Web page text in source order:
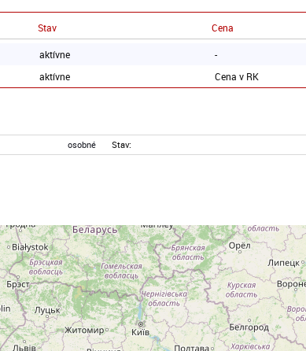
Stav Cena
aktívne
-
aktívne
Cena v RK
osobné Stav: